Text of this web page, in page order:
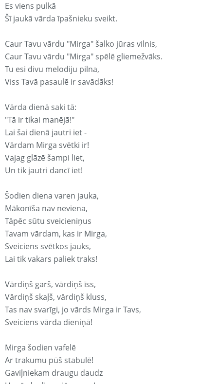
Es viens pulkā
Šī jaukā vārda īpašnieku sveikt.
Caur Tavu vārdu "Mirga" šalko jūras vilnis,
Caur Tavu vārdu "Mirga" spēlē gliemežvāks.
Tu esi divu melodiju pilna,
Viss Tavā pasaulē ir savādāks!
Vārda dienā saki tā:
"Tā ir tikai manējā!"
Lai šai dienā jautri iet -
Vārdam Mirga svētki ir!
Vajag glāzē šampi liet,
Un tik jautri dancī iet!
Šodien diena varen jauka,
Mākonīša nav neviena,
Tāpēc sūtu sveicieniņus
Tavam vārdam, kas ir Mirga,
Sveiciens svētkos jauks,
Lai tik vakars paliek traks!
Vārdiņš garš, vārdiņš īss,
Vārdiņš skaļš, vārdiņš kluss,
Tas nav svarīgi, jo vārds Mirga ir Tavs,
Sveiciens vārda dieniņā!
Mirga šodien vafelē
Ar trakumu pūš stabulē!
Gaviļniekam draugu daudz